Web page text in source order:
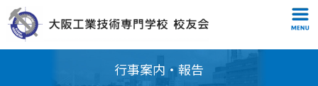
行事案内・報告